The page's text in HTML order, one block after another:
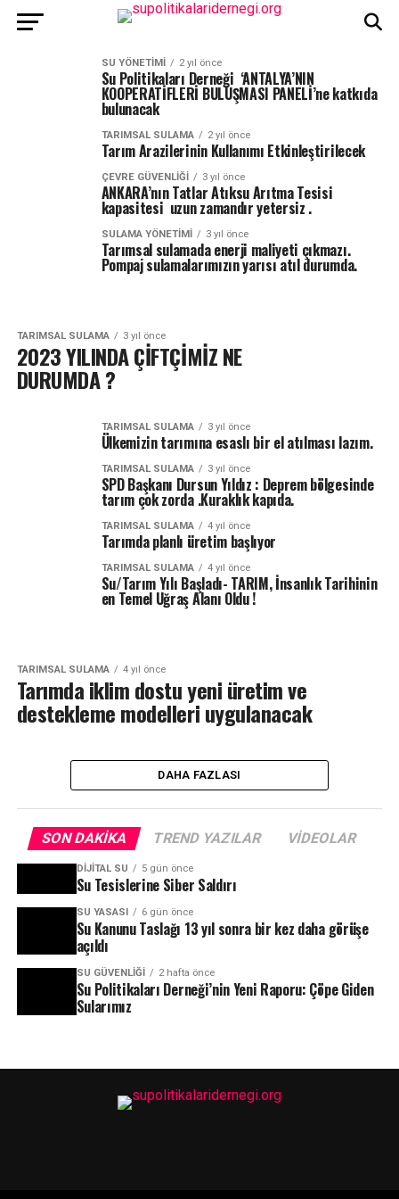
SU YÖNETIMI 2 yıl önce
Su Politikaları Derneği ‘ANTALYA’NIN
KOOPERATİFLERİ BULUŞMASI PANELİ’ne katkıda
bulunacak
TARIMSAL SULAMA 2 yıl önce
Tarım Arazilerinin Kullanımı Etkinleştirilecek
ÇEVRE GÜVENLIĞI 3 yıl önce
ANKARA’nın Tatlar Atıksu Arıtma Tesisi
kapasitesi uzun zamandır yetersiz .
SULAMA YÖNETIMI 3 yıl önce
Tarımsal sulamada enerji maliyeti çıkmazı.
Pompaj sulamalarımızın yarısı atıl durumda.
TARIMSAL SULAMA 3 yıl önce
2023 YILINDA ÇİFTÇİMİZ NE
DURUMDA ?
TARIMSAL SULAMA 3 yıl önce
Ülkemizin tarımına esaslı bir el atılması lazım.
TARIMSAL SULAMA 3 yıl önce
SPD Başkanı Dursun Yıldız : Deprem bölgesinde
tarım çok zorda .Kuraklık kapıda.
TARIMSAL SULAMA 4 yıl önce
Tarımda planlı üretim başlıyor
TARIMSAL SULAMA 4 yıl önce
Su/Tarım Yılı Başladı- TARIM, İnsanlık Tarihinin
en Temel Uğraş Alanı Oldu !
TARIMSAL SULAMA 4 yıl önce
Tarımda iklim dostu yeni üretim ve
destekleme modelleri uygulanacak
DAHA FAZLASI
SON DAKIKA TREND YAZILAR VIDEOLAR
DIJITAL SU 5 gün önce
Su Tesislerine Siber Saldırı
SU YASASI 6 gün önce
Su Kanunu Taslağı 13 yıl sonra bir kez daha görüşe
açıldı
SU GÜVENLIĞI 2 hafta önce
Su Politikaları Derneği’nin Yeni Raporu: Çöpe Giden
Sularımız